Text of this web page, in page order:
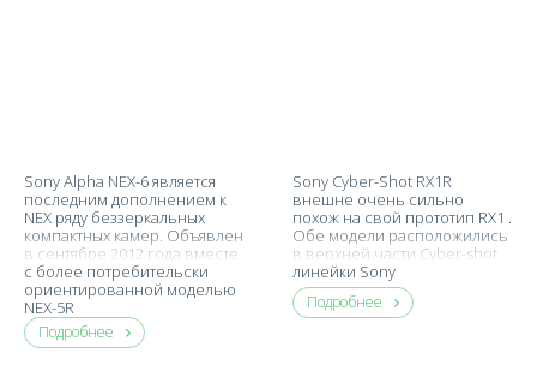
Sony Alpha NEX-6 является
последним дополнением к
NEX ряду беззеркальных
компактных камер. Объявлен
в сентябре 2012 года вместе
с более потребительски
ориентированной моделью
NEX-5R
Подробнее
Sony Cyber-Shot RX1R
внешне очень сильно
похож на свой прототип RX1 .
Обе модели расположились
в верхней части Cyber-shot
линейки Sony
Подробнее